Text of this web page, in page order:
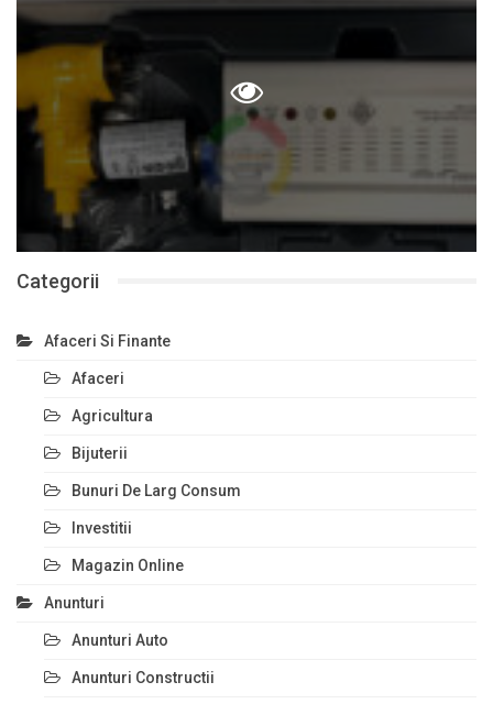
Categorii
Afaceri Si Finante
Afaceri
Agricultura
Bijuterii
Bunuri De Larg Consum
Investitii
Magazin Online
Anunturi
Anunturi Auto
Anunturi Constructii